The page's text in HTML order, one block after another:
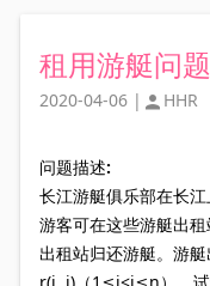
租用游艇问题
2020-04-06 |  HHR
问题描述:
长江游艇俱乐部在长
游客可在这些游艇出
出租站归还游艇。游